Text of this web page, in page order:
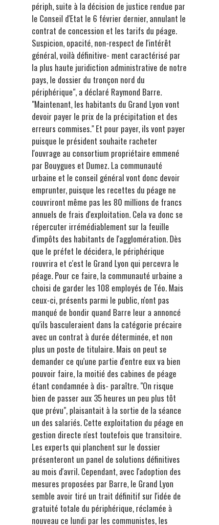
périph, suite à la décision de justice rendue par
le Conseil d'Etat le 6 février dernier, annulant le
contrat de concession et les tarifs du péage.
Suspicion, opacité, non-respect de l'intérêt
général, voilà définitive- ment caractérisé par
la plus haute juridiction administrative de notre
pays, le dossier du tronçon nord du
périphérique", a déclaré Raymond Barre.
"Maintenant, les habitants du Grand Lyon vont
devoir payer le prix de la précipitation et des
erreurs commises." Et pour payer, ils vont payer
puisque le président souhaite racheter
l'ouvrage au consortium propriétaire emmené
par Bouygues et Dumez. La communauté
urbaine et le conseil général vont donc devoir
emprunter, puisque les recettes du péage ne
couvriront même pas les 80 millions de francs
annuels de frais d'exploitation. Cela va donc se
répercuter irrémédiablement sur la feuille
d'impôts des habitants de l'agglomération. Dès
que le préfet le décidera, le périphérique
rouvrira et c'est le Grand Lyon qui percevra le
péage. Pour ce faire, la communauté urbaine a
choisi de garder les 108 employés de Téo. Mais
ceux-ci, présents parmi le public, n'ont pas
manqué de bondir quand Barre leur a annoncé
qu'ils basculeraient dans la catégorie précaire
avec un contrat à durée déterminée, et non
plus un poste de titulaire. Mais on peut se
demander ce qu'une partie d'entre eux va bien
pouvoir faire, la moitié des cabines de péage
étant condamnée à dis- paraître. "On risque
bien de passer aux 35 heures un peu plus tôt
que prévu", plaisantait à la sortie de la séance
un des salariés. Cette exploitation du péage en
gestion directe n'est toutefois que transitoire.
Les experts qui planchent sur le dossier
présenteront un panel de solutions définitives
au mois d'avril. Cependant, avec l'adoption des
mesures proposées par Barre, le Grand Lyon
semble avoir tiré un trait définitif sur l'idée de
gratuité totale du périphérique, réclamée à
nouveau ce lundi par les communistes, les